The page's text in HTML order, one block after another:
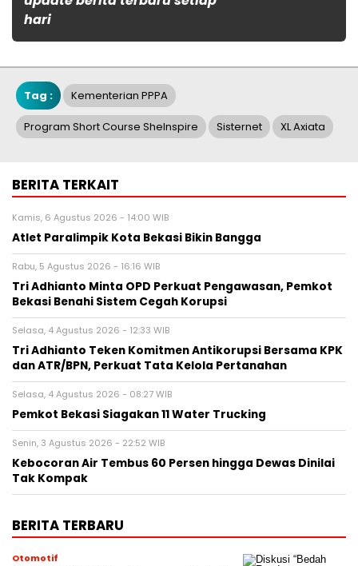
hari
Tag : Kementerian PPPA
Program Short Course SheInspire Sisternet XL Axiata
BERITA TERKAIT
Kamis, 6 Agustus 2026 - 14:00 WIB
Atlet Paralimpik Kota Bekasi Bikin Bangga
Rabu, 5 Agustus 2026 - 16:16 WIB
Tri Adhianto Minta OPD Perkuat Pengawasan, Pemkot
Bekasi Benahi Sistem Cegah Korupsi
Selasa, 4 Agustus 2026 - 12:33 WIB
Tri Adhianto Teken Komitmen Antikorupsi Bersama KPK
dan ATR/BPN, Perkuat Tata Kelola Pertanahan
Selasa, 4 Agustus 2026 - 08:27 WIB
Pemkot Bekasi Siagakan 11 Water Trucking
Senin, 3 Agustus 2026 - 22:52 WIB
Kebocoran Air Tembus 60 Persen hingga Dewas Dinilai
Tak Kompak
BERITA TERBARU
Otomotif